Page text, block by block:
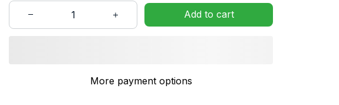
Add to cart
More payment options